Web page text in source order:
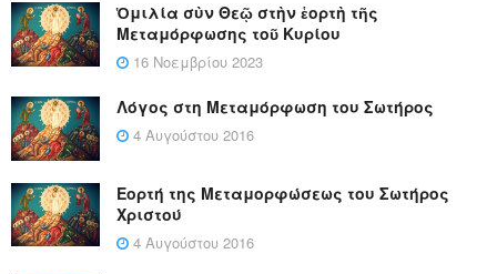
Ὁμιλία σὺν Θεῷ στὴν ἑορτὴ τῆς
Μεταμόρφωσης τοῦ Κυρίου
16 Νοεμβρίου 2023
Λόγος στη Μεταμόρφωση του Σωτήρος
4 Αυγούστου 2016
Εορτή της Μεταμορφώσεως του Σωτήρος
Χριστού
4 Αυγούστου 2016